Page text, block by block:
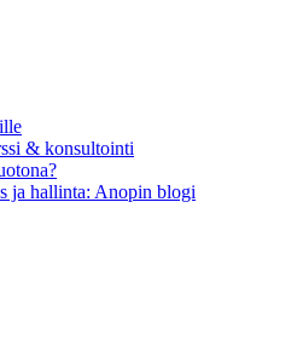
& konsultointi
ja hallinta: Anopin blogi